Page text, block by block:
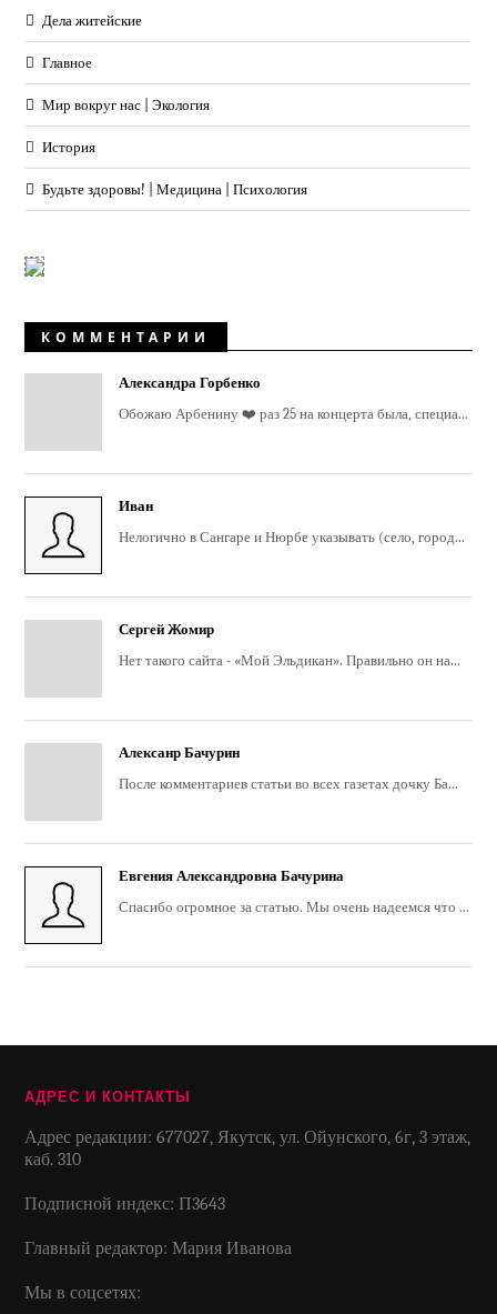
Дела житейские
Главное
Мир вокруг нас | Экология
История
Будьте здоровы! | Медицина | Психология
КОММЕНТАРИИ
Александра Горбенко
Обожаю Арбенину ❤️ раз 25 на концерта была, специа...
Иван
Нелогично в Сангаре и Нюрбе указывать (село, город...
Сергей Жомир
Нет такого сайта - «Мой Эльдикан». Правильно он на...
Алексанр Бачурин
После комментариев статьи во всех газетах дочку Ба...
Евгения Александровна Бачурина
Спасибо огромное за статью. Мы очень надеемся что ...
АДРЕС И КОНТАКТЫ
Адрес редакции: 677027, Якутск, ул. Ойунского, 6г, 3 этаж,
каб. 310
Подписной индекс: П3643
Главный редактор: Мария Иванова
Мы в соцсетях: